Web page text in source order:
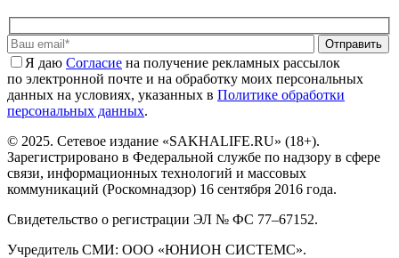
Отправить
Я даю Cогласие на получение рекламных рассылок
по электронной почте и на обработку моих персональных
данных на условиях, указанных в Политике обработки
персональных данных.
© 2025. Сетевое издание «SAKHALIFE.RU» (18+).
Зарегистрировано в Федеральной службе по надзору в сфере
связи, информационных технологий и массовых
коммуникаций (Роскомнадзор) 16 сентября 2016 года.
Свидетельство о регистрации ЭЛ № ФС 77–67152.
Учредитель СМИ: ООО «ЮНИОН СИСТЕМС».